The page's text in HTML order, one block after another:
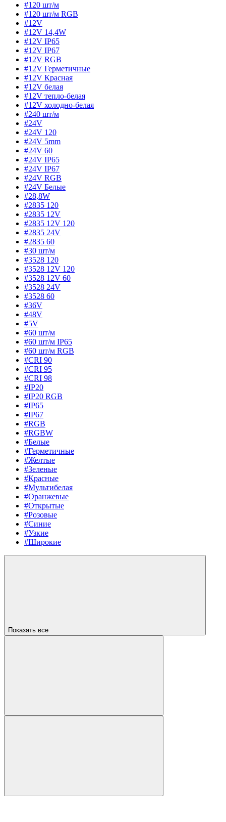
#120 шт/м
#120 шт/м RGB
#12V
#12V 14,4W
#12V IP65
#12V IP67
#12V RGB
#12V Герметичные
#12V Красная
#12V белая
#12V тепло-белая
#12V холодно-белая
#240 шт/м
#24V
#24V 120
#24V 5mm
#24V 60
#24V IP65
#24V IP67
#24V RGB
#24V Белые
#28,8W
#2835 120
#2835 12V
#2835 12V 120
#2835 24V
#2835 60
#30 шт/м
#3528 120
#3528 12V 120
#3528 12V 60
#3528 24V
#3528 60
#36V
#48V
#5V
#60 шт/м
#60 шт/м IP65
#60 шт/м RGB
#CRI 90
#CRI 95
#CRI 98
#IP20
#IP20 RGB
#IP65
#IP67
#RGB
#RGBW
#Белые
#Герметичные
#Желтые
#Зеленые
#Красные
#Мультибелая
#Оранжевые
#Открытые
#Розовые
#Синие
#Узкие
#Широкие
Показать все